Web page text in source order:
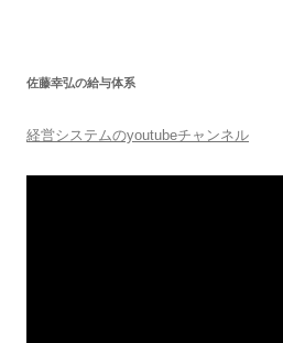
ゲ
ー
佐藤幸弘の給与体系
経営システムのyoutubeチャンネル